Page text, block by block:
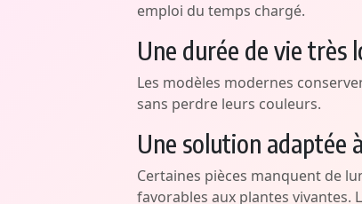
emploi du temps chargé.
Une durée de vie très
Les modèles modernes
sans perdre leurs couleurs.
Une solution adaptée
Certaines pièces manquent de
favorables aux plantes